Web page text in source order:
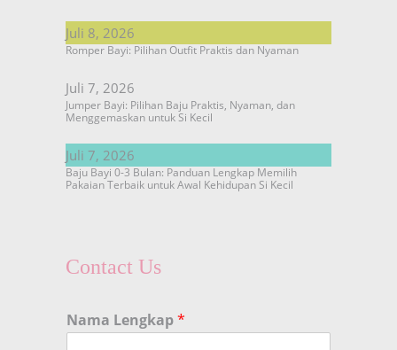
Juli 8, 2026
Romper Bayi: Pilihan Outfit Praktis dan Nyaman
Juli 7, 2026
Jumper Bayi: Pilihan Baju Praktis, Nyaman, dan
Menggemaskan untuk Si Kecil
Juli 7, 2026
Baju Bayi 0-3 Bulan: Panduan Lengkap Memilih
Pakaian Terbaik untuk Awal Kehidupan Si Kecil
Contact Us
Nama Lengkap*